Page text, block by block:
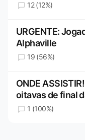
12 (12%)
URGENTE:
Alphaville
19 (56%)
ONDE
oitavas de final
1 (100%)